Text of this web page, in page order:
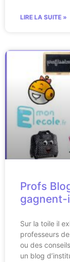
LIRE LA SUITE »
Profs
gagnent-
Sur la toile il
professeurs
ou des
un blog